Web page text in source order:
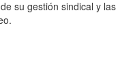
su gestión sindical y las